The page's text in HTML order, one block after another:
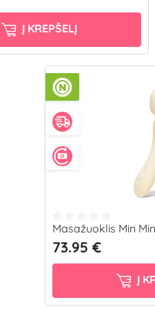
Į KREPŠELĮ
Masažuoklis Min
73.95 €
Į